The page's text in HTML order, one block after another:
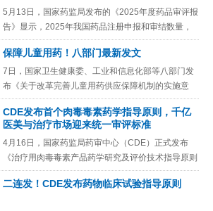
5月13日，国家药监局发布的《2025年度药品审评报
告》显示，2025年我国药品注册申报和审结数量，
双双创历史新高。2025年国家药监局药品审评中心
全年受理各类
保障儿童用药！八部门最新发文
7日，国家卫生健康委、工业和信息化部等八部门发
布《关于改革完善儿童用药供应保障机制的实施意
见》，对2014年原国家卫生计生委等6部门联合印发
的《关于保障儿童用药
CDE发布首个肉毒毒素药学指导原则，千亿
医美与治疗市场迎来统一审评标准
4月16日，国家药监局药审中心（CDE）正式发布
《治疗用肉毒毒素产品药学研究及评价技术指导原则
（征求意见稿）》，面向社会公开征求意见，反馈截
止时间为2026 年
二连发！CDE发布药物临床试验指导原则